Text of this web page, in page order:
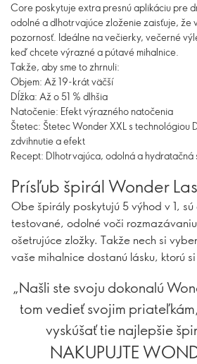
Core poskytuje extra presnú aplikáciu pre
odolné a dlhotrvajúce zloženie zaisťuje, že
pozornosť. Ideálne na večierky, večerné
keď chcete výrazné a pútavé mihalnice.
Takže, aby sme to zhrnuli:
Objem: Až 19-krát väčší
Dĺžka: Až o 51 % dlhšia
Natočenie: Efekt výrazného natočenia
Štetec: Štetec Wonder XXL s technológiou
zdvihnutie a efekt
Recept: Dlhotrvajúca, odolná a hydratačná
Prísľub špirál Wonder
Obe špirály poskytujú 5 výhod v 1,
testované, odolné voči
ošetrujúce zložky. Takže nech si
vaše mihalnice dostanú lásku, ktorú
„Našli ste svoju dokonalú
tom vedieť svojim
vyskúšať tie najlepšie
NAKUPUJTE